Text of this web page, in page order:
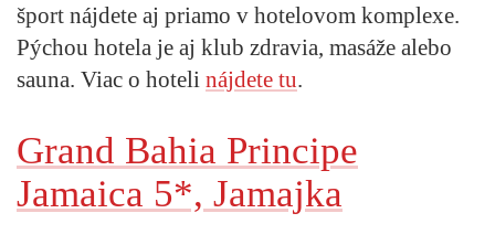
šport nájdete aj priamo v hotelovom komplexe.
Pýchou hotela je aj klub zdravia, masáže alebo
sauna. Viac o hoteli nájdete tu.
Grand Bahia Principe
Jamaica 5*, Jamajka